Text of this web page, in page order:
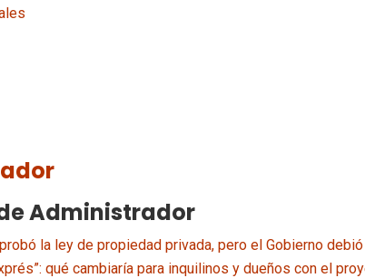
Administrador
la ley de propiedad privada, pero el Gobierno
qué cambiaría para inquilinos y dueños con el